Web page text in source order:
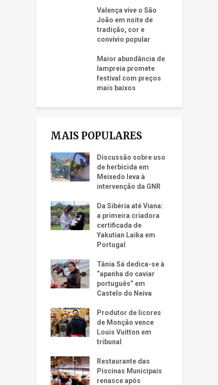
Valença vive o São
João em noite de
tradição, cor e
convívio popular
Maior abundância de
lampreia promete
festival com preços
mais baixos
MAIS POPULARES
Discussão sobre uso
de herbicida em
Meixedo leva à
intervenção da GNR
Da Sibéria até Viana:
a primeira criadora
certificada de
Yakutian Laika em
Portugal
Tânia Sá dedica-se à
“apanha do caviar
português” em
Castelo do Neiva
Produtor de licores
de Monção vence
Louis Vuitton em
tribunal
Restaurante das
Piscinas Municipais
renasce após